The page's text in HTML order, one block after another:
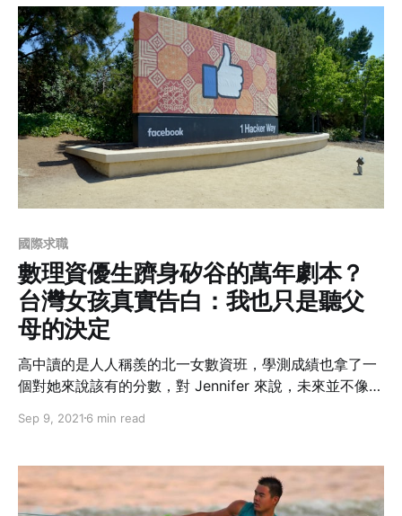
國際求職
數理資優生躋身矽谷的萬年劇本？
台灣女孩真實告白：我也只是聽父
母的決定
高中讀的是人人稱羨的北一女數資班，學測成績也拿了一
個對她來說該有的分數，對 Jennifer 來說，未來並不像多
對她來說並不陌生，不過回想當時對未來的規劃時，仍舊
矽谷的學校、工作、生活的經驗，也是一段精彩的旅程。
Sep 9, 2021 6 min read